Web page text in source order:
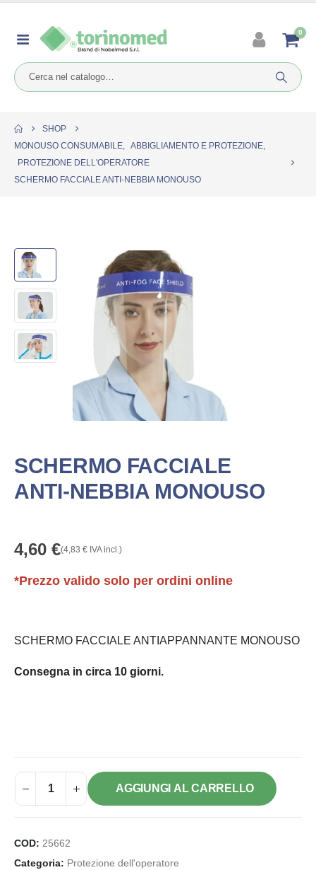
0
SHOP
MONOUSO CONSUMABILE, ABBIGLIAMENTO E PROTEZIONE,
PROTEZIONE DELL'OPERATORE
SCHERMO FACCIALE ANTI-NEBBIA MONOUSO
SCHERMO FACCIALE
ANTI-NEBBIA MONOUSO
4,60 €(4,83 € IVA incl.)
*Prezzo valido solo per ordini online
SCHERMO FACCIALE ANTIAPPANNANTE MONOUSO
Consegna in circa 10 giorni.
AGGIUNGI AL CARRELLO
COD: 25662
Categoria: Protezione dell'operatore